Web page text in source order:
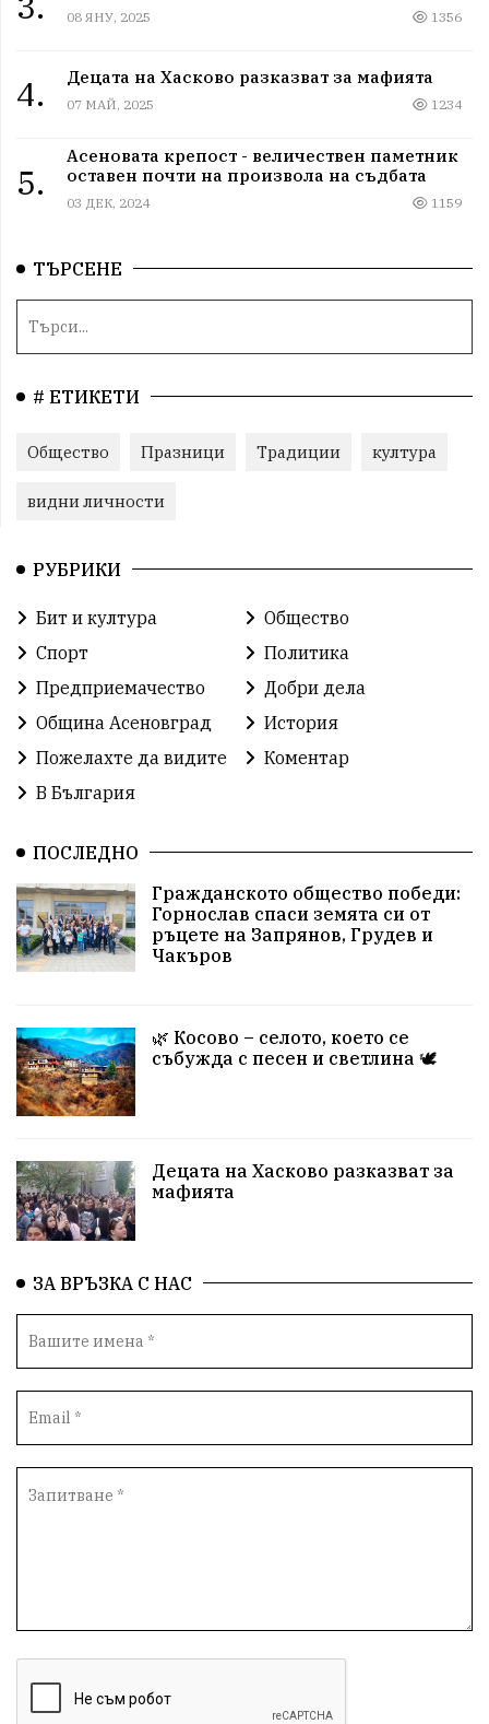
08 ЯНУ, 2025 1356
4. Децата на Хасково разказват за мафията
07 МАЙ, 2025 1234
5.
Асеновата крепост - величествен паметник
оставен почти на произвола на съдбата
03 ДЕК, 2024 1159
ТЪРСЕНЕ
# ЕТИКЕТИ
Общество Празници Традиции култура
видни личности
РУБРИКИ
Бит и култура
Общество
Спорт
Политика
Предприемачество
Добри дела
Община Асеновград
История
Пожелахте да видите
Коментар
В България
ПОСЛЕДНО
Гражданското общество победи:
Горнослав спаси земята си от
ръцете на Запрянов, Грудев и
Чакъров
🌿 Косово – селото, което се
събужда с песен и светлина 🕊️
Децата на Хасково разказват за
мафията
ЗА ВРЪЗКА С НАС